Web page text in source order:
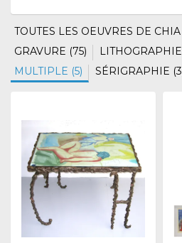
TOUTES LES OEUVRES DE
GRAVURE (75)
LITHOGRAPHIE
MULTIPLE (5)
SÉRIGRAPHIE